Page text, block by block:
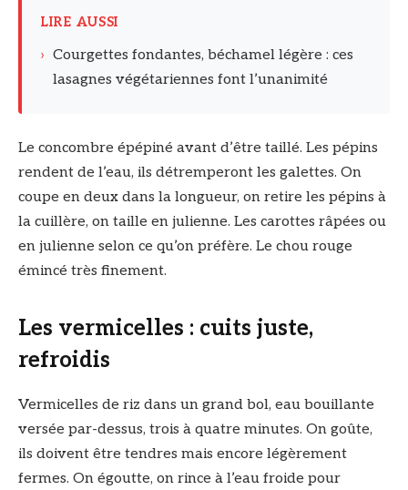
LIRE AUSSI
› Courgettes fondantes, béchamel légère : ces
lasagnes végétariennes font l’unanimité
Le concombre épépiné avant d’être taillé. Les pépins
rendent de l’eau, ils détremperont les galettes. On
coupe en deux dans la longueur, on retire les pépins à
la cuillère, on taille en julienne. Les carottes râpées ou
en julienne selon ce qu’on préfère. Le chou rouge
émincé très finement.
Les vermicelles : cuits juste,
refroidis
Vermicelles de riz dans un grand bol, eau bouillante
versée par-dessus, trois à quatre minutes. On goûte,
ils doivent être tendres mais encore légèrement
fermes. On égoutte, on rince à l’eau froide pour